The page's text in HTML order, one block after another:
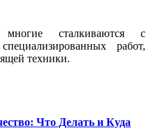
сталкиваются с
работ,
техники.
Что Делать и Куда